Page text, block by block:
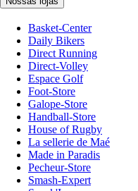
Basket-Center
Daily Bikers
Direct Running
Direct-Volley
Espace Golf
Foot-Store
Galope-Store
Handball-Store
House of Rugby
La sellerie de Maé
Made in Paradis
Pecheur-Store
Smash-Expert